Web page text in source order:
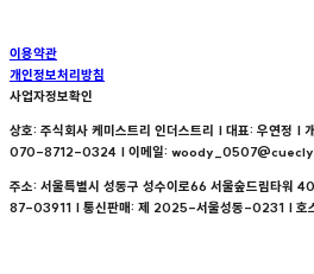
이용약관
개인정보처리방침
사업자정보확인
상호: 주식회사 케미스트리 인더스트리 | 대표: 우연정 |
070-8712-0324 | 이메일:
주소: 서울특별시 성동구 성수이로66 서울숲드림타워
87-03911 | 통신판매: 제 2025-서울성동-0231 | 호